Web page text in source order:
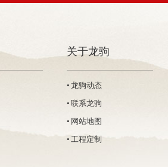
关于龙驹
• 龙驹动态
• 联系龙驹
• 网站地图
• 工程定制